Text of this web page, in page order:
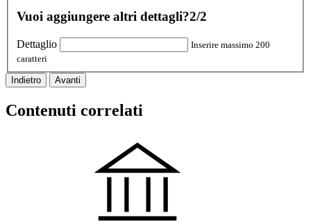
Vuoi aggiungere altri dettagli?2/2
Dettaglio
Inserire massimo 200
caratteri
Indietro Avanti
Contenuti correlati